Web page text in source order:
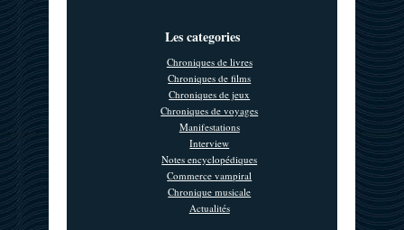
Les categories
Chroniques de livres
Chroniques de films
Chroniques de jeux
Chroniques de voyages
Manifestations
Interview
Notes encyclopédiques
Commerce vampiral
Chronique musicale
Actualités